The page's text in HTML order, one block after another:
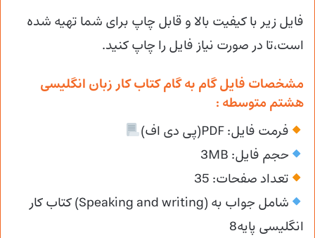
فایل زیر با کیفیت بالا و قابل چاپ برای شما تهیه شده
است،تا در صورت نیاز فایل را چاپ کنید.
مشخصات فایل گام به گام کتاب کار زبان انگلیسی
هشتم متوسطه :
فرمت فایل: PDF(پی دی اف)
حجم فایل: 3MB
تعداد صفحات: 35
شامل جواب به (Speaking and writing) کتاب کار
انگلیسی پایه8